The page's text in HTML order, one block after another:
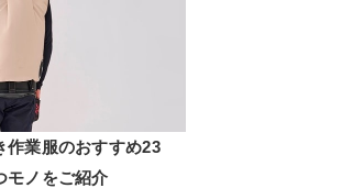
作業服のおすすめ23
モノをご紹介